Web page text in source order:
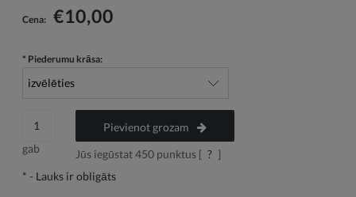
Cena: €10,00
* Piederumu krāsa:
gab
Pievienot grozam
Jūs iegūstat450punktus [ ? ]
* - Lauks ir obligāts